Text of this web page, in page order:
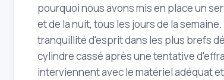
pourquoi nous avons mis en place un
et de la nuit, tous les jours de la
tranquillité d'esprit dans les plus brefs
cylindre cassé après une tentative
interviennent avec le matériel adéquat